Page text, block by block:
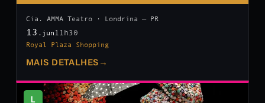
Cia. AMMA Teatro · Londrina — PR
13 .jun 11h30
Royal Plaza Shopping
MAIS DETALHES →
L